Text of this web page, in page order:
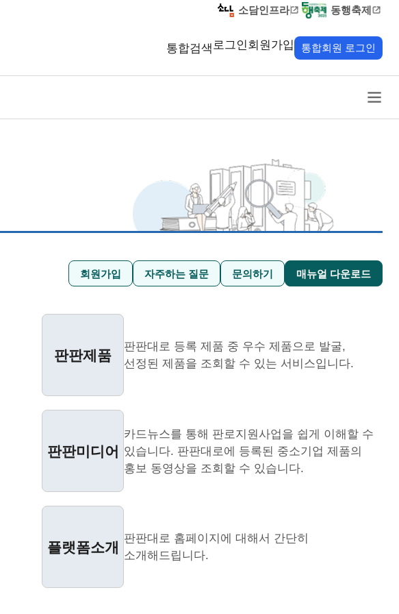
소담인프라 동행축제
통합검색로그인회원가입 통합회원 로그인
회원가입 자주하는 질문 문의하기 매뉴얼 다운로드
판판제품
판판대로 등록 제품 중 우수 제품으로 발굴,
선정된 제품을 조회할 수 있는 서비스입니다.
판판미디어
카드뉴스를 통해 판로지원사업을 쉽게 이해할 수
있습니다. 판판대로에 등록된 중소기업 제품의
홍보 동영상을 조회할 수 있습니다.
플랫폼소개
판판대로 홈페이지에 대해서 간단히
소개해드립니다.